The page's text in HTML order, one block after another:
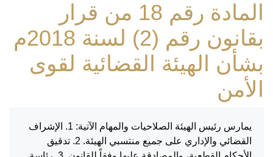
المادة رقم 18 من قرار
بقانون رقم (2) لسنة 2018م
بشأن الهيئة القضائية لقوى
الأمن
يمارس رئيس الهيئة الصلاحيات والمهام الآتية: 1. الإشراف
القضائي والإداري على جميع منتسبي الهيئة. 2. تدقيق